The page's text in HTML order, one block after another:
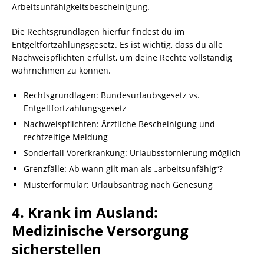
Arbeitsunfähigkeitsbescheinigung.
Die Rechtsgrundlagen hierfür findest du im
Entgeltfortzahlungsgesetz. Es ist wichtig, dass du alle
Nachweispflichten erfüllst, um deine Rechte vollständig
wahrnehmen zu können.
Rechtsgrundlagen: Bundesurlaubsgesetz vs.
Entgeltfortzahlungsgesetz
Nachweispflichten: Ärztliche Bescheinigung und
rechtzeitige Meldung
Sonderfall Vorerkrankung: Urlaubsstornierung möglich
Grenzfälle: Ab wann gilt man als „arbeitsunfähig“?
Musterformular: Urlaubsantrag nach Genesung
4. Krank im Ausland:
Medizinische Versorgung
sicherstellen